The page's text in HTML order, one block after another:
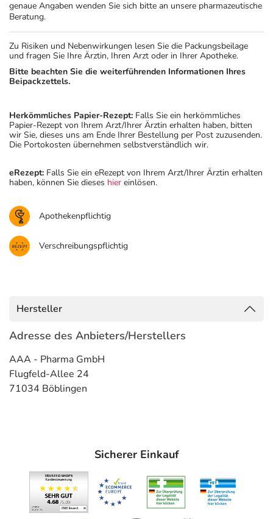
genaue Angaben wenden Sie sich bitte an unsere pharmazeutische
Beratung.
Zu Risiken und Nebenwirkungen lesen Sie die Packungsbeilage
und fragen Sie Ihre Ärztin, Ihren Arzt oder in Ihrer Apotheke.
Bitte beachten Sie die weiterführenden Informationen Ihres
Beipackzettels.
Herkömmliches Papier-Rezept: Falls Sie ein herkömmliches
Papier-Rezept von Ihrem Arzt/Ihrer Ärztin erhalten haben, bitten
wir Sie, dieses uns am Ende Ihrer Bestellung per Post zuzusenden.
Die Portokosten übernehmen selbstverständlich wir.
eRezept: Falls Sie ein eRezept von Ihrem Arzt/Ihrer Ärztin erhalten
haben, können Sie dieses hier einlösen.
Apothekenpflichtig
Verschreibungspflichtig
Hersteller
Adresse des Anbieters/Herstellers
AAA - Pharma GmbH
Flugfeld-Allee 24
71034 Böblingen
Sicherer Einkauf